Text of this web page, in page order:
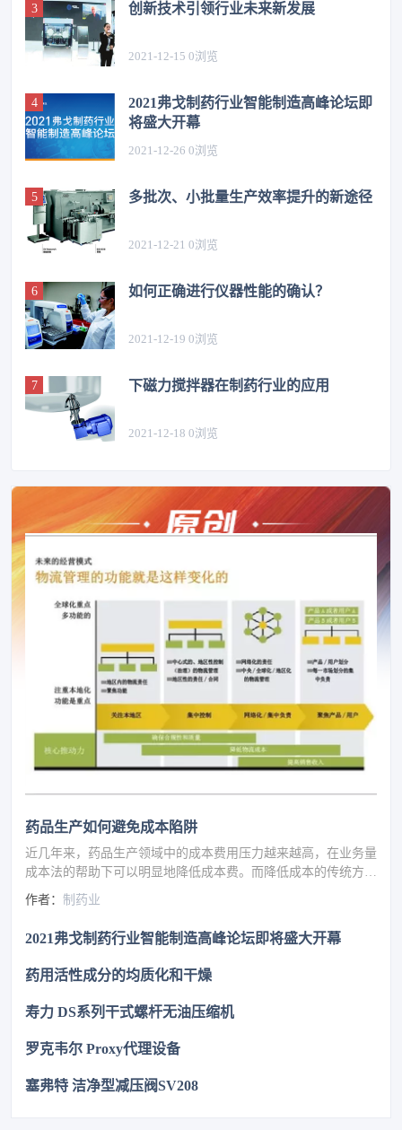
创新技术引领行业未来新发展
2021-12-15 0浏览
2021弗戈制药行业智能制造高峰论坛即
将盛大开幕
2021-12-26 0浏览
多批次、小批量生产效率提升的新途径
2021-12-21 0浏览
如何正确进行仪器性能的确认？
2021-12-19 0浏览
下磁力搅拌器在制药行业的应用
2021-12-18 0浏览
药品生产如何避免成本陷阱
近几年来，药品生产领域中的成本费用压力越来越高，在业务量
成本法的帮助下可以明显地降低成本费。而降低成本的传统方法
就是建立瘦身型供应链以及销售物流的外包，但就是这物流合同
本身也有着可以节约资金费用的潜力可以挖掘。
作者： 制药业
2021弗戈制药行业智能制造高峰论坛即将盛大开幕
药用活性成分的均质化和干燥
寿力 DS系列干式螺杆无油压缩机
罗克韦尔 Proxy代理设备
塞弗特 洁净型减压阀SV208